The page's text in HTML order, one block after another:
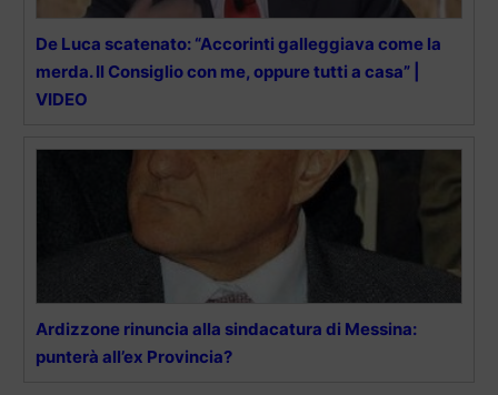
De Luca scatenato: “Accorinti galleggiava come la
merda. Il Consiglio con me, oppure tutti a casa” |
VIDEO
Ardizzone rinuncia alla sindacatura di Messina:
punterà all’ex Provincia?